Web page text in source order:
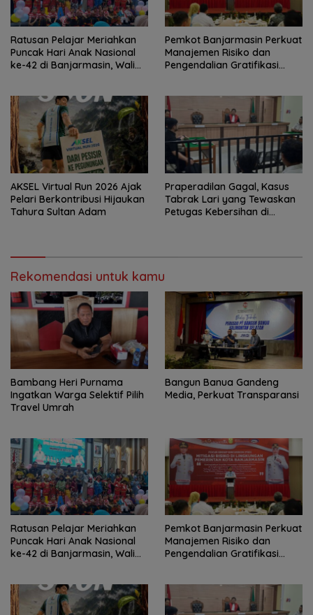
Ratusan Pelajar Meriahkan
Puncak Hari Anak Nasional
ke-42 di Banjarmasin, Wali
Pemkot Banjarmasin Perkuat
Manajemen Risiko dan
Pengendalian Gratifikasi
AKSEL Virtual Run 2026 Ajak
Pelari Berkontribusi Hijaukan
Tahura Sultan Adam
Praperadilan Gagal, Kasus
Tabrak Lari yang Tewaskan
Petugas Kebersihan di
Rekomendasi untuk kamu
Bambang Heri Purnama
Ingatkan Warga Selektif Pilih
Travel Umrah
Bangun Banua Gandeng
Media, Perkuat Transparansi
Ratusan Pelajar Meriahkan
Puncak Hari Anak Nasional
ke-42 di Banjarmasin, Wali
Pemkot Banjarmasin Perkuat
Manajemen Risiko dan
Pengendalian Gratifikasi